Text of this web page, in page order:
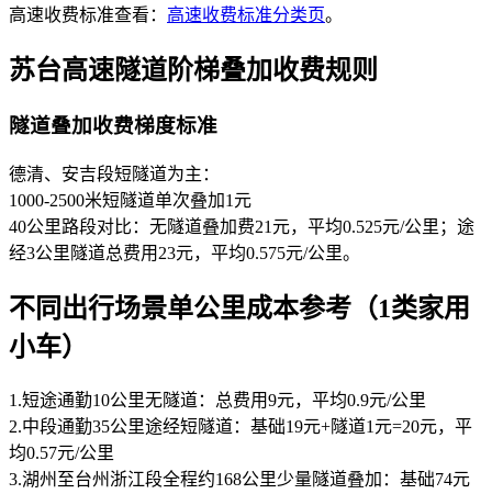
高速收费标准查看： 高速收费标准分类页。
苏台高速隧道阶梯叠加收费规则
隧道叠加收费梯度标准
德清、安吉段短隧道为主：
1000-2500米短隧道单次叠加1元
40公里路段对比：无隧道叠加费21元，平均0.525元/公里；途
经3公里隧道总费用23元，平均0.575元/公里。
不同出行场景单公里成本参考（1类家用
小车）
1.短途通勤10公里无隧道：总费用9元，平均0.9元/公里
2.中段通勤35公里途经短隧道：基础19元+隧道1元=20元，平
均0.57元/公里
3.湖州至台州浙江段全程约168公里少量隧道叠加：基础74元